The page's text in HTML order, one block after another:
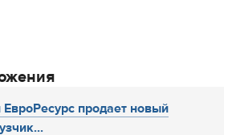
продает новый